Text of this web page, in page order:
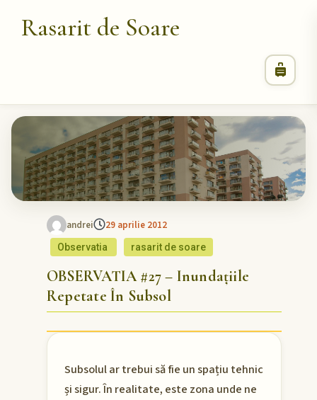
Rasarit de Soare
andrei 29 aprilie 2012
Observatia rasarit de soare
OBSERVATIA #27 – Inundațiile
Repetate În Subsol
Subsolul ar trebui să fie un spațiu tehnic
și sigur. În realitate, este zona unde ne